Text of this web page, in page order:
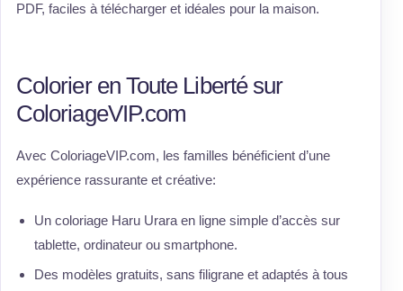
PDF, faciles à télécharger et idéales pour la maison.
Colorier en Toute Liberté sur
ColoriageVIP.com
Avec ColoriageVIP.com, les familles bénéficient d’une
expérience rassurante et créative:
Un coloriage Haru Urara en ligne simple d’accès sur
tablette, ordinateur ou smartphone.
Des modèles gratuits, sans filigrane et adaptés à tous